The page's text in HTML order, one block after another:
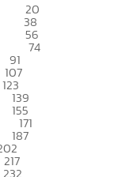
20
38
56
74
91
107
123
139
155
171
187
217
232